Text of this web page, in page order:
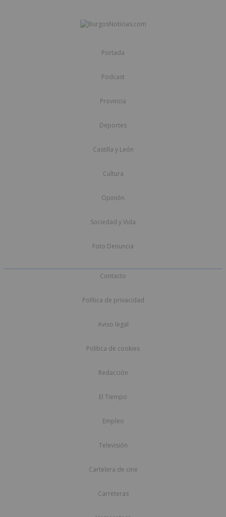
Portada
Podcast
Provincia
Deportes
Castilla y León
Cultura
Opinión
Sociedad y Vida
Foto Denuncia
Contacto
Política de privacidad
Aviso legal
Política de cookies
Redacción
El Tiempo
Empleo
Televisión
Cartelera de cine
Carreteras